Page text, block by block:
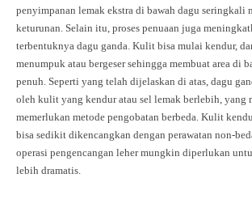
penyimpanan lemak ekstra di bawah dagu seringkali
keturunan. Selain itu, proses penuaan juga
terbentuknya dagu ganda. Kulit bisa mulai kendur,
menumpuk atau bergeser sehingga membuat area di
penuh. Seperti yang telah dijelaskan di atas, dagu
oleh kulit yang kendur atau sel lemak berlebih, yang
memerlukan metode pengobatan berbeda. Kulit
bisa sedikit dikencangkan dengan perawatan non-
operasi pengencangan leher mungkin diperlukan
lebih dramatis.